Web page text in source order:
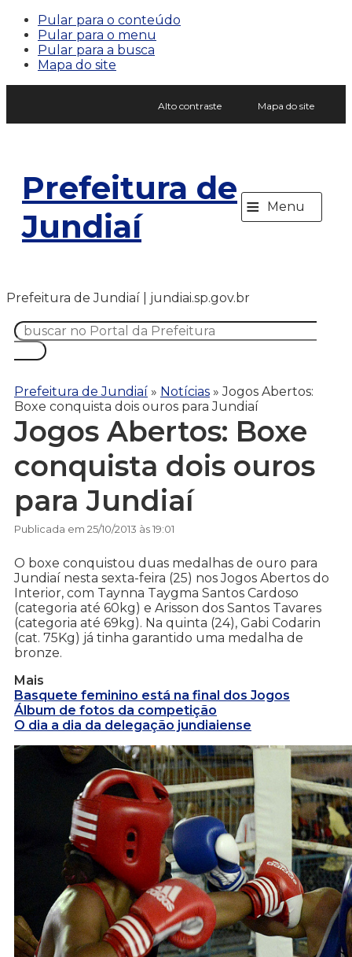
Pular para o conteúdo
Pular para o menu
Pular para a busca
Mapa do site
Alto contraste Mapa do site
Prefeitura de
Jundiaí
≡ Menu
Prefeitura de Jundiaí | jundiai.sp.gov.br
Prefeitura de Jundiaí » Notícias »Jogos Abertos:
Boxe conquista dois ouros para Jundiaí
Jogos Abertos: Boxe
conquista dois ouros
para Jundiaí
Publicada em 25/10/2013 às 19:01
O boxe conquistou duas medalhas de ouro para
Jundiaí nesta sexta-feira (25) nos Jogos Abertos do
Interior, com Taynna Taygma Santos Cardoso
(categoria até 60kg) e Arisson dos Santos Tavares
(categoria até 69kg). Na quinta (24), Gabi Codarin
(cat. 75Kg) já tinha garantido uma medalha de
bronze.
Mais
Basquete feminino está na final dos Jogos
Álbum de fotos da competição
O dia a dia da delegação jundiaiense